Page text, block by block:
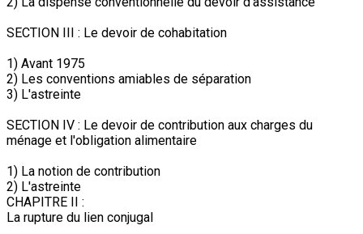
SECTION III : Le devoir de cohabitation
1) Avant 1975
2) Les conventions amiables de séparation
3) L'astreinte
SECTION IV : Le devoir de contribution aux charges du
ménage et l'obligation alimentaire
1) La notion de contribution
2) L'astreinte
CHAPITRE II :
La rupture du lien conjugal